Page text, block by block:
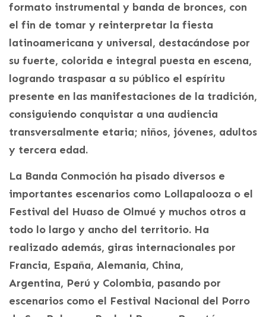
formato instrumental y banda de bronces, con
el fin de tomar y reinterpretar la fiesta
latinoamericana y universal, destacándose por
su fuerte, colorida e integral puesta en escena,
logrando traspasar a su público el espíritu
presente en las manifestaciones de la tradición,
consiguiendo conquistar a una audiencia
transversalmente etaria; niños, jóvenes, adultos
y tercera edad.
La Banda Conmoción ha pisado diversos e
importantes escenarios como Lollapalooza o el
Festival del Huaso de Olmué y muchos otros a
todo lo largo y ancho del territorio. Ha
realizado además, giras internacionales por
Francia, España, Alemania, China,
Argentina, Perú y Colombia, pasando por
escenarios como el Festival Nacional del Porro